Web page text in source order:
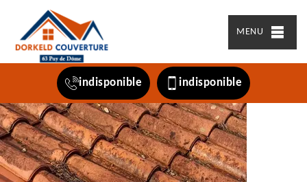
MENU
indisponible indisponible